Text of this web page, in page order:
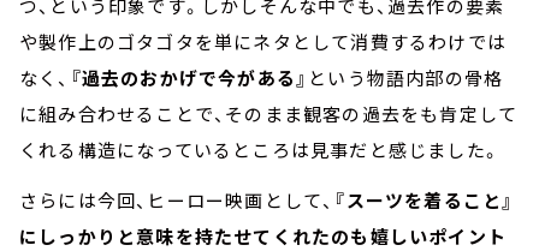
つ、という印象です。しかしそんな中でも、過去作の要素
や製作上のゴタゴタを単にネタとして消費するわけでは
なく、 『過去のおかげで今がある』 という物語内部の骨格
に組み合わせることで、そのまま観客の過去をも肯定して
くれる構造になっているところは見事だと感じました。
さらには今回、ヒーロー映画として、 『スーツを着ること』
にしっかりと意味を持たせてくれたのも嬉しいポイント